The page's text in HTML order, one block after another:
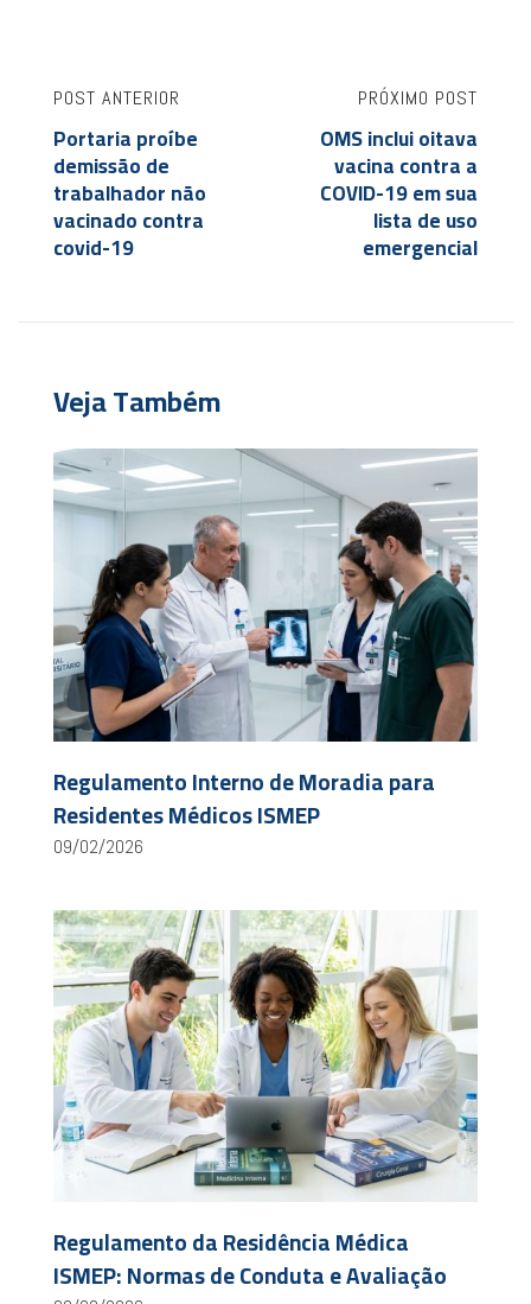
POST ANTERIOR
Portaria proíbe
demissão de
trabalhador não
vacinado contra
covid-19
PRÓXIMO POST
OMS inclui oitava
vacina contra a
COVID-19 em sua
lista de uso
emergencial
Veja Também
Regulamento Interno de Moradia para
Residentes Médicos ISMEP
09/02/2026
Regulamento da Residência Médica
ISMEP: Normas de Conduta e Avaliação